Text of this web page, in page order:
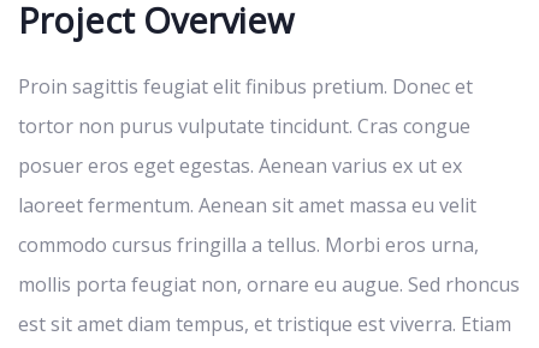
Project Overview
Proin sagittis feugiat elit finibus pretium. Donec et
tortor non purus vulputate tincidunt. Cras congue
posuer eros eget egestas. Aenean varius ex ut ex
laoreet fermentum. Aenean sit amet massa eu velit
commodo cursus fringilla a tellus. Morbi eros urna,
mollis porta feugiat non, ornare eu augue. Sed rhoncus
est sit amet diam tempus, et tristique est viverra. Etiam